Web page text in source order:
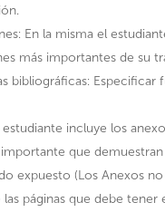
En la misma el
más importantes de su
bibliográficas: Especificar
estudiante incluye los
que
expuesto (Los Anexos
páginas que debe tener